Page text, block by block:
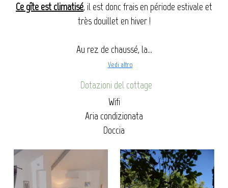
Ce gîte est climatisé, il est donc frais en période estivale et
très douillet en hiver !
Au rez de chaussé, la...
Vedi altro
Dotazioni del cottage
Wifi
Aria condizionata
Doccia